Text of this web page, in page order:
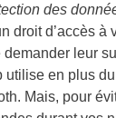
des
droit d’accès à
leur
utilise en plus
Mais, pour